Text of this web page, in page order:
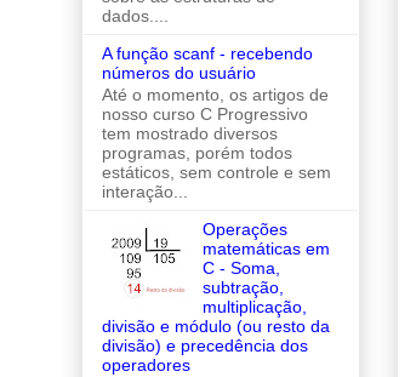
dados....
A função scanf - recebendo
números do usuário
Até o momento, os artigos de
nosso curso C Progressivo
tem mostrado diversos
programas, porém todos
estáticos, sem controle e sem
interação...
Operações
matemáticas em
C - Soma,
subtração,
multiplicação,
divisão e módulo (ou resto da
divisão) e precedência dos
operadores